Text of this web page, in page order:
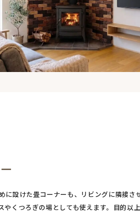
に設けた畳コーナーも、リビングに隣接さ
やくつろぎの場としても使えます。目的以